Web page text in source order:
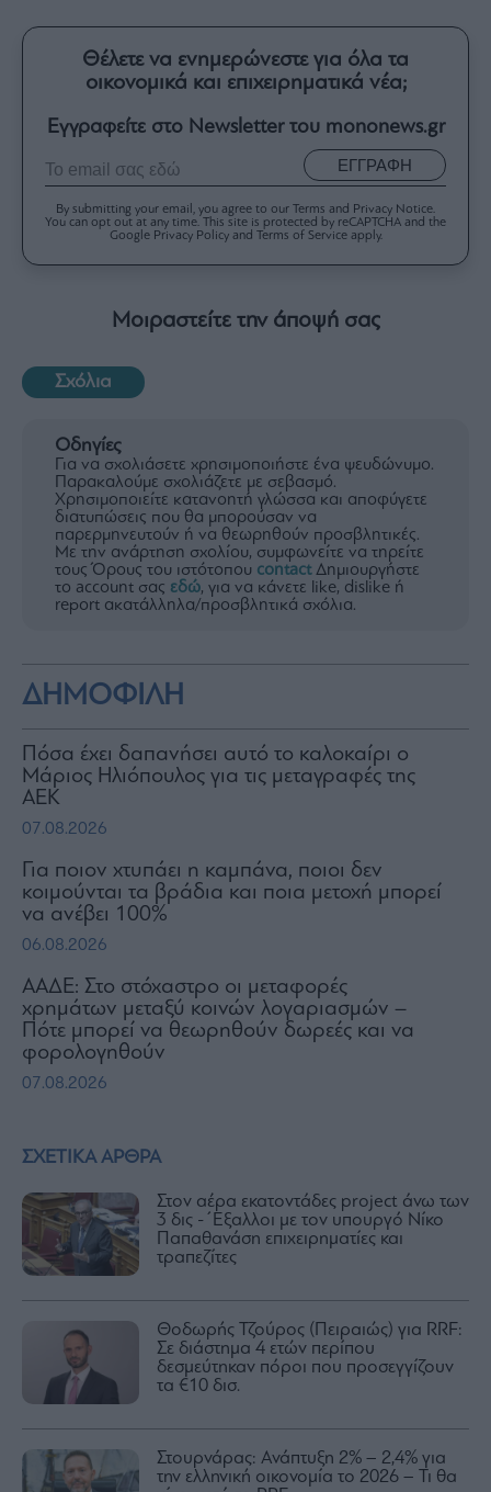
ΣΧΕΤΙΚΑ ΑΡΘΡΑ
Στον αέρα εκατοντάδες project άνω των
3 δις -΄Εξαλλοι με τον υπουργό Νίκο
Παπαθανάση επιχειρηματίες και
τραπεζίτες
Θοδωρής Τζούρος (Πειραιώς) για RRF:
Σε διάστημα 4 ετών περίπου
δεσμεύτηκαν πόροι που προσεγγίζουν
τα €10 δισ.
Στουρνάρας: Ανάπτυξη 2% – 2,4% για
την ελληνική οικονομία το 2026 – Τι θα
Θέλετε να ενημερώνεστε για όλα τα
οικονομικά και επιχειρηματικά νέα;
Εγγραφείτε στο Newsletter του mononews.gr
ΕΓΓΡΑΦΗ
By submitting your email, you agree to our Terms and Privacy Notice.
You can opt out at any time. This site is protected by reCAPTCHA and the
Google Privacy Policy and Terms of Service apply.
Μοιραστείτε την άποψή σας
Σχόλια
Οδηγίες
Για να σχολιάσετε χρησιμοποιήστε ένα ψευδώνυμο.
Παρακαλούμε σχολιάζετε με σεβασμό.
Χρησιμοποιείτε κατανοητή γλώσσα και αποφύγετε
διατυπώσεις που θα μπορούσαν να
παρερμηνευτούν ή να θεωρηθούν προσβλητικές.
Με την ανάρτηση σχολίου, συμφωνείτε να τηρείτε
τους Όρους του ιστότοπου contactΔημιουργήστε
το account σας εδώ, για να κάνετε like, dislike ή
report ακατάλληλα/προσβλητικά σχόλια.
ΔΗΜΟΦΙΛΗ
Πόσα έχει δαπανήσει αυτό το καλοκαίρι ο
Μάριος Ηλιόπουλος για τις μεταγραφές της
ΑΕΚ
07.08.2026
Για ποιον χτυπάει η καμπάνα, ποιοι δεν
κοιμούνται τα βράδια και ποια μετοχή μπορεί
να ανέβει 100%
06.08.2026
ΑΑΔΕ: Στο στόχαστρο οι μεταφορές
χρημάτων μεταξύ κοινών λογαριασμών –
Πότε μπορεί να θεωρηθούν δωρεές και να
φορολογηθούν
07.08.2026